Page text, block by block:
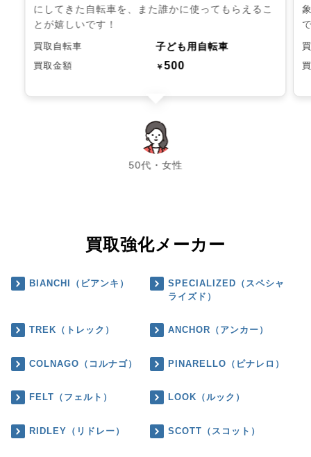
にしてきた自転車を、また誰かに使ってもらえるこ
とが嬉しいです！
買取自転車 子ども用自転車
買取金額 ￥500
50代・女性
chevron_left chevron_right
買取強化メーカー
BIANCHI（ビアンキ）
SPECIALIZED（スペシャ
ライズド）
TREK（トレック） ANCHOR（アンカー）
COLNAGO（コルナゴ） PINARELLO（ピナレロ）
FELT（フェルト） LOOK（ルック）
RIDLEY（リドレー） SCOTT（スコット）